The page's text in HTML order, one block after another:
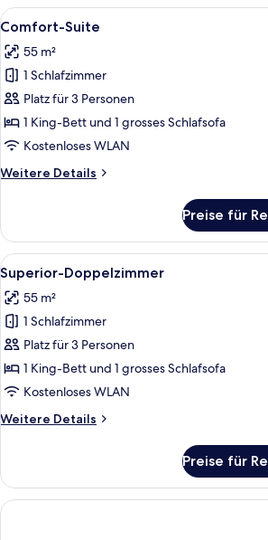
Alle
Fotos
für
Comfort-
Suite
anzeigen
Ein
23
Comfort-Suite
55 m²
1 Schlafzimmer
Platz für 3 Personen
1 King-Bett und 1 grosses Schlafsofa
Kostenloses WLAN
Weitere Details
Weitere
Suite
Preise für
Alle
Fotos
für
Superior-
Doppelzimmer
anzeigen
Ein
23
Superior-Doppelzimmer
55 m²
1 Schlafzimmer
Platz für 3 Personen
1 King-Bett und 1 grosses Schlafsofa
Kostenloses WLAN
Weitere Details
Weitere
Doppelzimmer
Preise für